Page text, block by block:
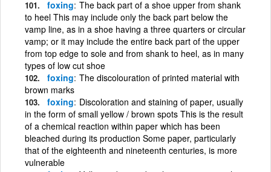
foxing The back part of a shoe upper from shank
to heel This may include only the back part below the
vamp line, as in a shoe having a three quarters or circular
vamp; or it may include the entire back part of the upper
from top edge to sole and from shank to heel, as in many
types of low cut shoe
foxing The discolouration of printed material with
brown marks
foxing Discoloration and staining of paper, usually
in the form of small yellow / brown spots This is the result
of a chemical reaction within paper which has been
bleached during its production Some paper, particularly
that of the eighteenth and nineteenth centuries, is more
vulnerable